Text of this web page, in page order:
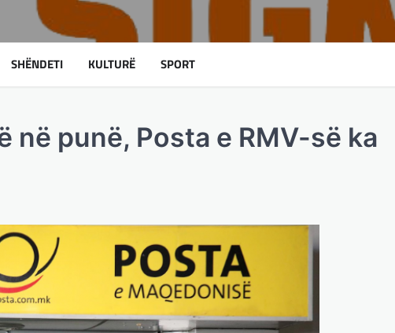
SHËNDETI KULTURË SPORT
në punë, Posta e RMV-së ka